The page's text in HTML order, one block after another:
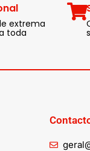
extrema
toda